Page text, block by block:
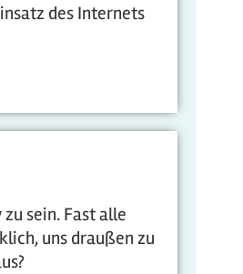
des Internets
sein. Fast alle
uns draußen zu